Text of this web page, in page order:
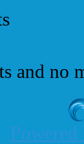
and no